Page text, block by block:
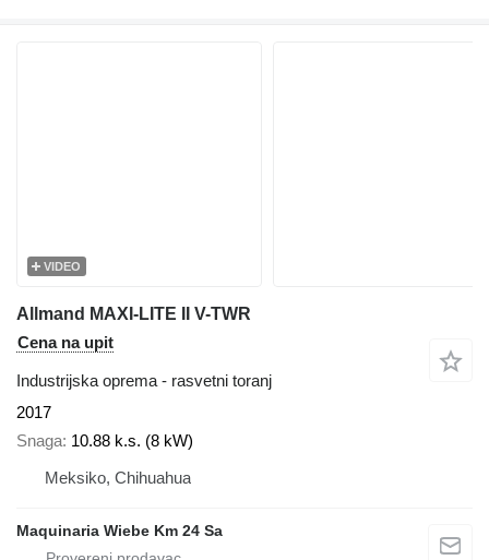
VIDEO
Allmand MAXI-LITE II V-TWR
Cena na upit
Industrijska oprema - rasvetni toranj
2017
Snaga 10.88 k.s. (8 kW)
Meksiko, Chihuahua
Maquinaria Wiebe Km 24 Sa